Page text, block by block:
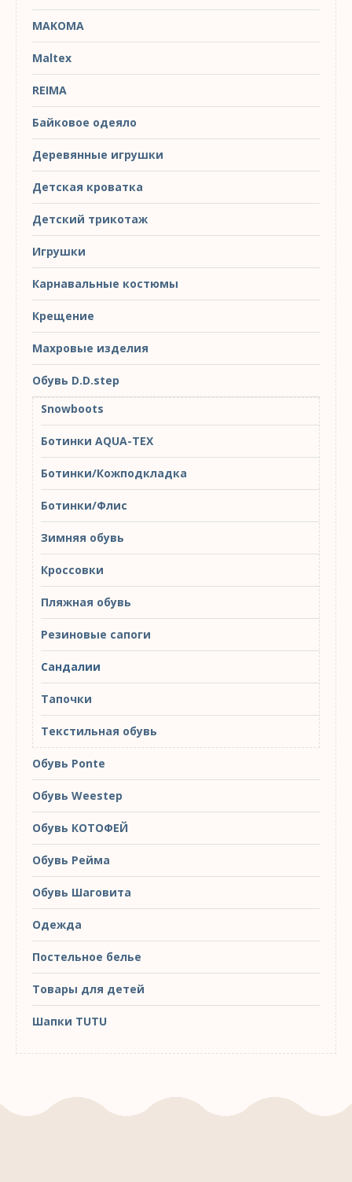
MAKOMA
Maltex
REIMA
Байковое одеяло
Деревянные игрушки
Детская кроватка
Детский трикотаж
Игрушки
Карнавальные костюмы
Крещение
Махровые изделия
Обувь D.D.step
Snowboots
Ботинки AQUA-TEX
Ботинки/Кожподкладка
Ботинки/Флис
Зимняя обувь
Кроссовки
Пляжная обувь
Резиновые сапоги
Сандалии
Тапочки
Текстильная обувь
Обувь Ponte
Обувь Weestep
Обувь КОТОФЕЙ
Обувь Рейма
Обувь Шаговита
Одежда
Постельное белье
Товары для детей
Шапки TUTU